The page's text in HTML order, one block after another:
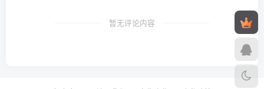
暂无评论内容